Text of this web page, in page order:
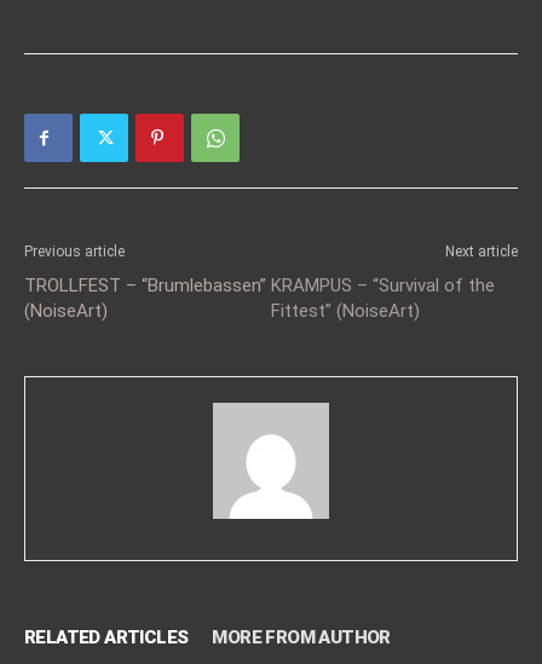
Previous article
TROLLFEST – “Brumlebassen”
(NoiseArt)
Next article
KRAMPUS – “Survival of the
Fittest” (NoiseArt)
RELATED ARTICLES MORE FROM AUTHOR